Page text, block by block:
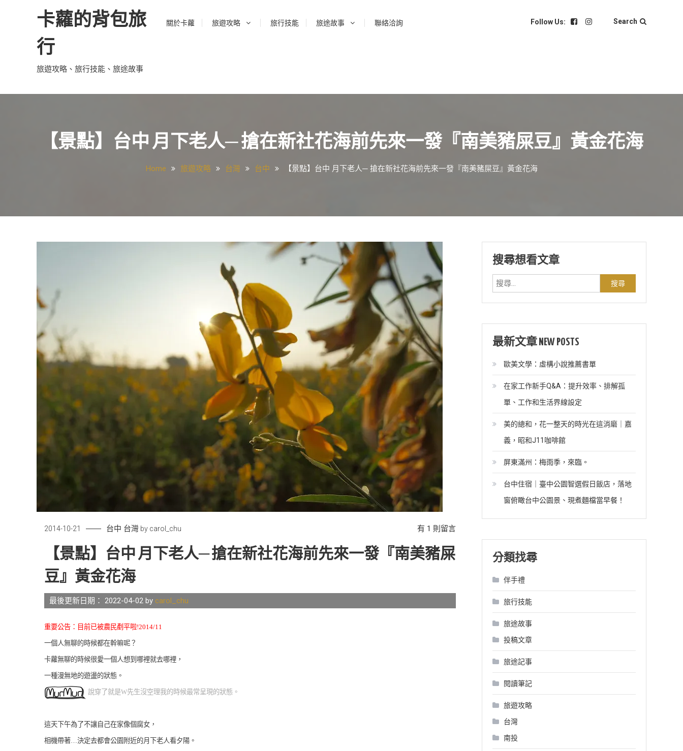
卡蘿的背包旅
行
旅遊攻略、旅行技能、旅途故事
關於卡蘿 旅遊攻略 旅行技能 旅途故事 聯絡洽詢 Follow Us: Search
【景點】台中 月下老人─ 搶在新社花海前先來一發『南美豬屎豆』黃金花海
Home 旅遊攻略 台灣 台中 【景點】台中 月下老人─ 搶在新社花海前先來一發『南美豬屎豆』黃金花海
2014-10-21 台中 台灣 by carol_chu
在
點】
下
有 1 則留言
【景點】台中 月下老人─ 搶在新社花海前先來一發『南美豬屎
豆』黃金花海
最後更新日期： 2022-04-02 by carol_chu
重要公告：目前已被農民剷平啦!2014/11
一個人無聊的時候都在幹嘛呢？
卡蘿無聊的時候很愛一個人想到哪裡就去哪裡，
一種漫無地的遊盪的狀態。
說穿了就是W先生沒空理我的時候最常呈現的狀態。
這天下午為了不讓自己在家像個腐女，
相機帶著…決定去都會公園附近的月下老人看夕陽。
搜尋想看文章
尋
鍵
最新文章 NEW POSTS
歐美文學：虛構小說推薦書單
在家工作新手Q&A：提升效率、排解孤
單、工作和生活界線設定
美的總和，花一整天的時光在這消磨｜嘉
義，昭和J11咖啡館
屏東滿州：梅雨季，來臨。
台中住宿｜臺中公園智選假日飯店，落地
窗俯瞰台中公園景、現煮麵檔當早餐！
分類找尋
伴手禮
旅行技能
旅途故事
投稿文章
旅途記事
閱讀筆記
旅遊攻略
台灣
南投